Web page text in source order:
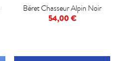
Béret Chasseur Alpin Noir
54,00 €